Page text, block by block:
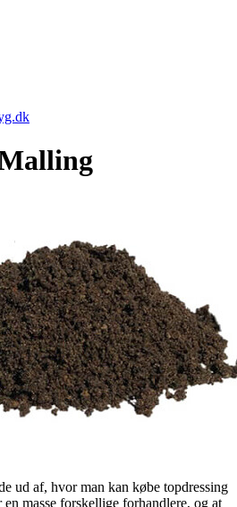
ud af, hvor man kan købe topdressing
masse forskellige forhandlere, og at